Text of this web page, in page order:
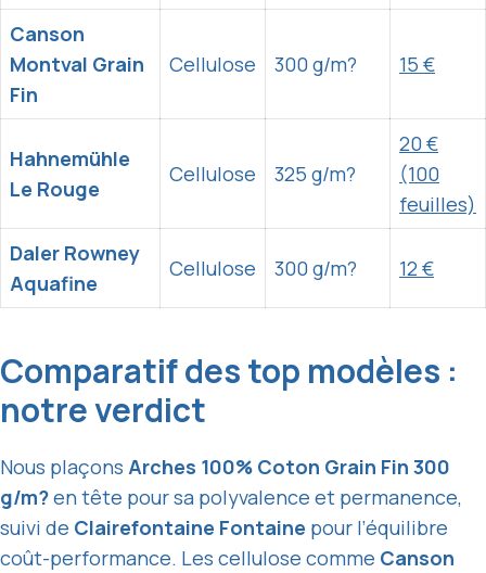
Canson
Montval Grain
Fin
Cellulose 300 g/m? 15 €
Hahnemühle
Le Rouge
Cellulose 325 g/m?
20 €
(100
feuilles)
Daler Rowney
Aquafine
Cellulose 300 g/m? 12 €
Comparatif des top modèles :
notre verdict
Nous plaçons Arches 100% Coton Grain Fin 300
g/m?en tête pour sa polyvalence et permanence,
suivi de Clairefontaine Fontaine pour l’équilibre
coût-performance. Les cellulose comme Canson